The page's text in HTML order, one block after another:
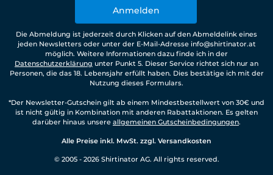
Anmelden
Die Abmeldung ist jederzeit durch Klicken auf den Abmeldelink eines
jeden Newsletters oder unter der E-Mail-Adresse info@shirtinator.at
möglich. Weitere Informationen dazu finde ich in der
Datenschutzerklärung unter Punkt 5. Dieser Service richtet sich nur an
Personen, die das 18. Lebensjahr erfüllt haben. Dies bestätige ich mit der
Nutzung dieses Formulars.
*Der Newsletter-Gutschein gilt ab einem Mindestbestellwert von 30€ und
ist nicht gültig in Kombination mit anderen Rabattaktionen. Es gelten
darüber hinaus unsere allgemeinen Gutscheinbedingungen.
Alle Preise inkl. MwSt. zzgl. Versandkosten
© 2005 - 2026 Shirtinator AG. All rights reserved.